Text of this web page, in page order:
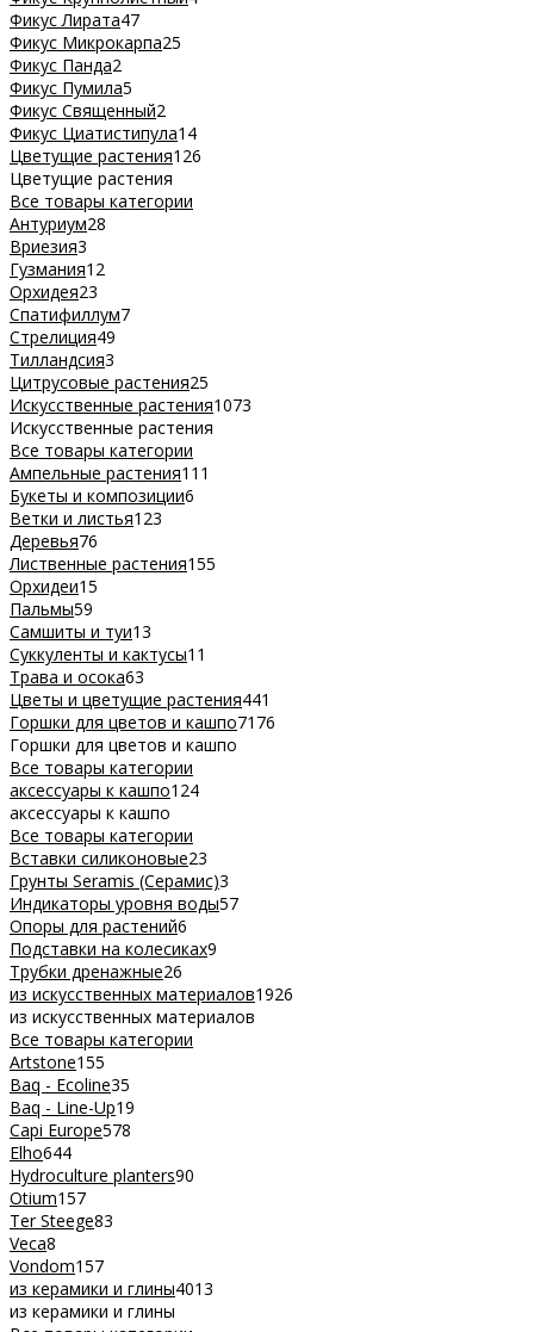
Фикус Лирата47
Фикус Микрокарпа25
Фикус Панда2
Фикус Пумила5
Фикус Священный2
Фикус Циатистипула14
Цветущие растения126
Цветущие растения
Все товары категории
Антуриум28
Вриезия3
Гузмания12
Орхидея23
Спатифиллум7
Стрелиция49
Тилландсия3
Цитрусовые растения25
Искусственные растения1073
Искусственные растения
Все товары категории
Ампельные растения111
Букеты и композиции6
Ветки и листья123
Деревья76
Лиственные растения155
Орхидеи15
Пальмы59
Самшиты и туи13
Суккуленты и кактусы11
Трава и осока63
Цветы и цветущие растения441
Горшки для цветов и кашпо7176
Горшки для цветов и кашпо
Все товары категории
аксессуары к кашпо124
аксессуары к кашпо
Все товары категории
Вставки силиконовые23
Грунты Seramis (Серамис)3
Индикаторы уровня воды57
Опоры для растений6
Подставки на колесиках9
Трубки дренажные26
из искусственных материалов1926
из искусственных материалов
Все товары категории
Artstone155
Baq - Ecoline35
Baq - Line-Up19
Capi Europe578
Elho644
Hydroculture planters90
Otium157
Ter Steege83
Veca8
Vondom157
из керамики и глины4013
из керамики и глины